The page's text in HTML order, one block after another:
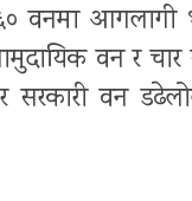
वनमा
वन र
सरकारी वन